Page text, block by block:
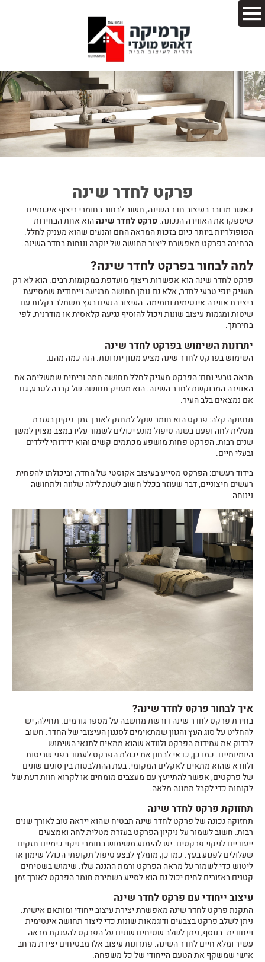
פרקט לחדר שינה
כאשר מדובר בעיצוב חדר השינה, חשוב לבחור בחומרי ריצוף איכותיים
שיספקו את האווירה הנכונה.פרקט לחדר שינההוא אחת הבחירות
הפופולריות ביותר כיום בזכות המראה החם והנעים שהוא מעניק לחלל.
הבחירה בפרקט מאפשרת ליצור תחושה של יוקרה ונוחות בחדר השינה.
למה לבחור בפרקט לחדר שינה?
פרקט לחדר שינה הוא אפשרות ריצוף מועדפת במקומות רבים. הוא לא רק
מעניק יופי טבעי לחדר, אלא גם נותן תחושה מרגיעה וייחודית שמסייעת
ביצירת אווירה אינטימית וחמימה. העיצוב הנעים בעץ משתלב בקלות עם
שיטות ומגמות עיצוב שונות ויכול להוסיף נגיעה קלאסית או מודרנית, לפי
בחירתך.
יתרונות השימוש בפרקט לחדר שינה
השימוש בפרקט לחדר שינה מציע מגוון יתרונות. הנה כמה מהם:
מראה טבעי וחם: הפרקט מעניק לחלל תחושה חמה וביתית שמשלימה את
האווירה המבוקשת לחדר השינה. הוא מעניק תחושה של קרבה לטבע, גם
אם נמצאים בלב העיר.
תחזוקה קלה: פרקט הוא חומר שקל לתחזק לאורך זמן. ניקיון בעזרת
מטלית לחה ופעם בשנה טיפול מונע יכולים לשמור עליו במצב מצוין למשך
שנים רבות. הפרקט פחות מושפע מכתמים קשים והוא ידידותי לילדים
ובעלי חיים.
בידוד רעשים: הפרקט מסייע בעיצוב אקוסטי של החדר, וביכולתו להפחית
רעשים חיצוניים, דבר שעוזר בכלל חשוב לשנת לילה שלווה ולתחושה
נינוחה.
איך לבחור פרקט לחדר שינה?
בחירתפרקט לחדר שינהדורשת מחשבה על מספר גורמים. תחילה, יש
להחליט על סוג העץ והגוון שמתאימים לסגנון העיצובי של החדר. חשוב
לבדוק את עמידות הפרקט ולוודא שהוא מתאים לתנאי השימוש
היומיומיים. כמו כן, כדאי לבחון את יכולת הפרקט לעמוד בפני שריטות
ולוודא שהוא מתאים לאקלים המקומי. בעת ההתלבטות בין סוגים שונים
של פרקטים, אפשר להתייעץ עם מעצבים מומחים או לקרוא חוות דעת של
לקוחות כדי לקבל תמונה מלאה.
תחזוקת פרקט לחדר שינה
תחזוקה נכונה שלפרקט לחדר שינה תבטיח שהוא ייראה טוב לאורך שנים
רבות. חשוב לשמור על ניקיון הפרקט בעזרת מטלית לחה ואמצעים
ייעודיים לניקוי פרקטים. יש להימנע משימוש בחומרי ניקוי כימיים חזקים
שעלולים לפגוע בעץ. כמו כן, מומלץ לבצע טיפול תקופתי הכולל שימון או
ליטוש כדי לשמור על מראה הפרקט ורמת ההגנה שלו. שימוש בשטיחים
קטנים באזורים לחים יכול גם הוא לסייע בשמירת חומר הפרקט לאורך זמן.
עיצוב ייחודי עם פרקט לחדר שינה
התקנתפרקט לחדר שינה מאפשרת יצירת עיצוב ייחודי ומותאם אישית.
ניתן לשלב פרקט בצבעים ודוגמאות שונות כדי ליצור תחושה אינטימית
וייחודית. בנוסף, ניתן לשלב שטיחים שונים על הפרקט להענקת מראה
עשיר ומלא חיים לחדר השינה. פתרונות עיצוב אלו מבטיחים יצירת מרחב
אישי שמשקף את הטעם הייחודי של כל משפחה.